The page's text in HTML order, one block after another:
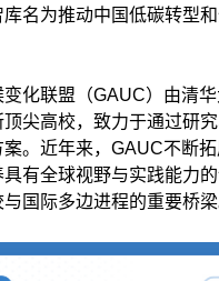
库名为推动中国低碳转型
化联盟（GAUC）由清华
尖高校，致力于通过研
。近年来，GAUC不断
有全球视野与实践能力的
国际多边进程的重要桥梁